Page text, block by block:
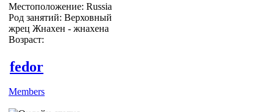
Местоположение: Russia
Род занятий: Верховный
жрец Жнахен - жнахена
Возраст:
fedor
Members